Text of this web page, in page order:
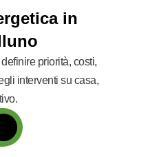
in
priorità, costi,
interventi su casa,